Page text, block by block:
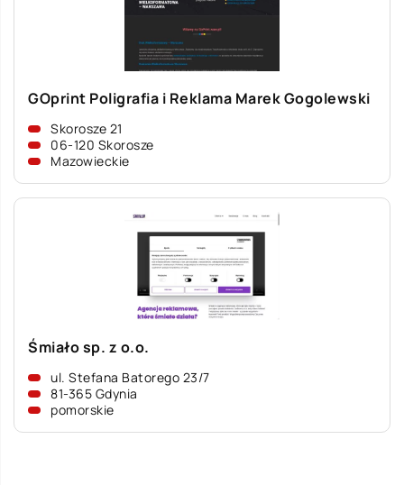
GOprint Poligrafia i Reklama Marek Gogolewski
Skorosze 21
06-120 Skorosze
Mazowieckie
Śmiało sp. z o.o.
ul. Stefana Batorego 23/7
81-365 Gdynia
pomorskie